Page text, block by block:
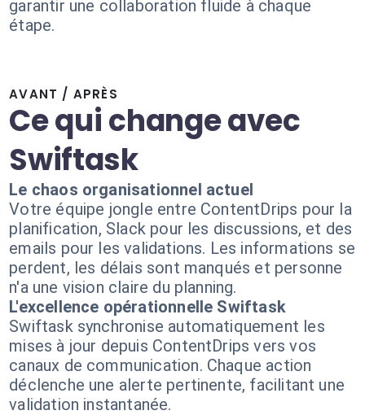
garantir une collaboration fluide à chaque
étape.
AVANT / APRÈS
Ce qui change avec
Swiftask
Le chaos organisationnel actuel
Votre équipe jongle entre ContentDrips pour la
planification, Slack pour les discussions, et des
emails pour les validations. Les informations se
perdent, les délais sont manqués et personne
n'a une vision claire du planning.
L'excellence opérationnelle Swiftask
Swiftask synchronise automatiquement les
mises à jour depuis ContentDrips vers vos
canaux de communication. Chaque action
déclenche une alerte pertinente, facilitant une
validation instantanée.